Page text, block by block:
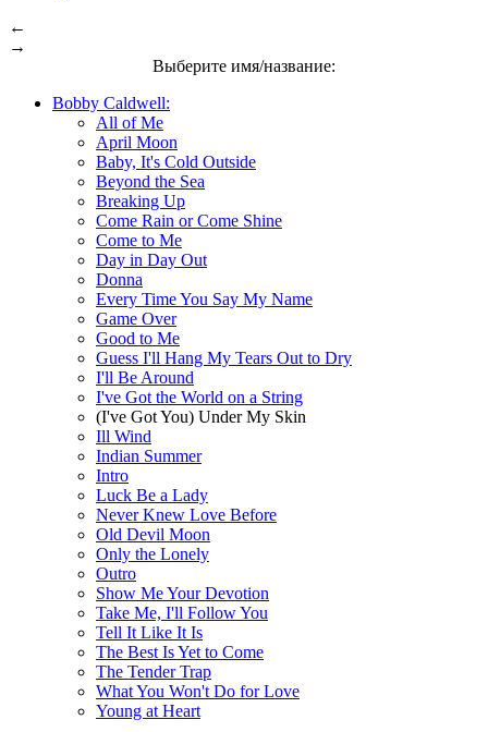
←
→
Выберите имя/название:
Bobby Caldwell:
All of Me
April Moon
Baby, It's Cold Outside
Beyond the Sea
Breaking Up
Come Rain or Come Shine
Come to Me
Day in Day Out
Donna
Every Time You Say My Name
Game Over
Good to Me
Guess I'll Hang My Tears Out to Dry
I'll Be Around
I've Got the World on a String
(I've Got You) Under My Skin
Ill Wind
Indian Summer
Intro
Luck Be a Lady
Never Knew Love Before
Old Devil Moon
Only the Lonely
Outro
Show Me Your Devotion
Take Me, I'll Follow You
Tell It Like It Is
The Best Is Yet to Come
The Tender Trap
What You Won't Do for Love
Young at Heart